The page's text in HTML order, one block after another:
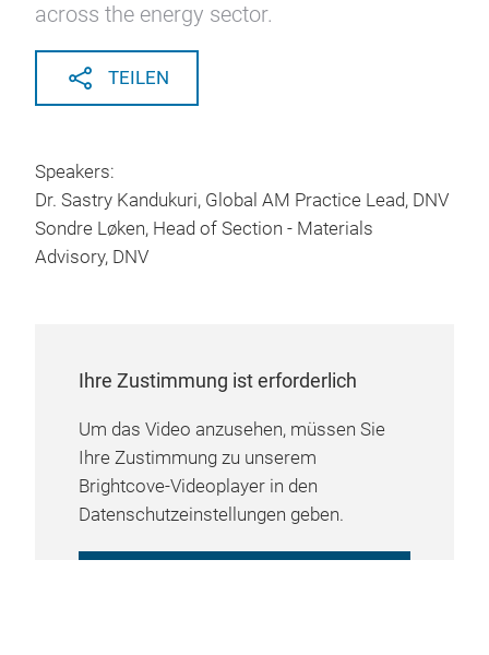
across the energy sector.
TEILEN
Speakers:
Dr. Sastry Kandukuri, Global AM Practice Lead, DNV
Sondre Løken, Head of Section - Materials
Advisory, DNV
Ihre Zustimmung ist erforderlich
Um das Video anzusehen, müssen Sie
Ihre Zustimmung zu unserem
Brightcove-Videoplayer in den
Datenschutzeinstellungen geben.